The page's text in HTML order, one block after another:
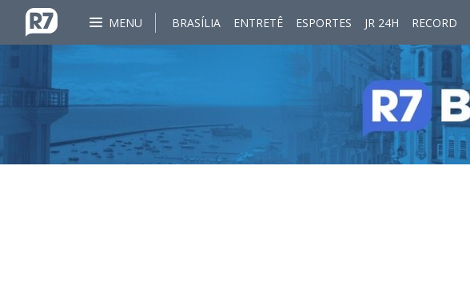
MENU BRASÍLIA ENTRETÊ ESPORTES JR 24H RECORD